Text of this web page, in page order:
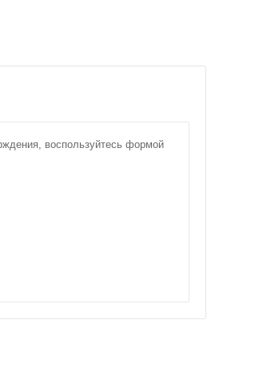
воспользуйтесь формой